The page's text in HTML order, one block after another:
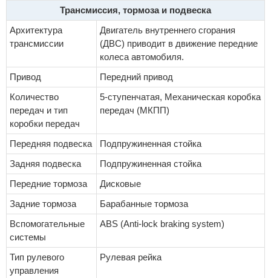
Трансмиссия, тормоза и подвеска
Архитектура
трансмиссии
Двигатель внутреннего сгорания
(ДВС) приводит в движение передние
колеса автомобиля.
Привод
Передний привод
Количество
передач и тип
коробки передач
5-ступенчатая, Механическая коробка
передач (МКПП)
Передняя подвеска
Подпружиненная стойка
Задняя подвеска
Подпружиненная стойка
Передние тормоза
Дисковые
Задние тормоза
Барабанные тормоза
Вспомогательные
системы
ABS (Anti-lock braking system)
Тип рулевого
управления
Рулевая рейка